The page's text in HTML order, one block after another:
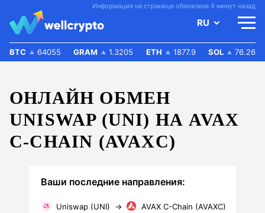
Информация на странице обновлена 9 минут назад
RU
BTC 64055 GRAM 1.3205 ETH 1877.9 SOL 76.26
ОНЛАЙН ОБМЕН
UNISWAP (UNI) НА AVAX
C-CHAIN (AVAXC)
Ваши последние направления:
Uniswap (UNI) → AVAX C-Chain (AVAXC)